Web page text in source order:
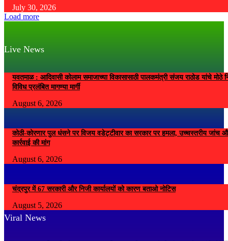
July 30, 2026
Load more
Live News
यवतमाळ : आदिवासी कोलाम समाजाच्या विकासासाठी पालकमंत्री संजय राठोड यांचे मोठे
विविध प्रलंबित मागण्या मार्गी
August 6, 2026
कोठी-कोरणार पुल धंसने पर विजय वडेट्टीवार का सरकार पर हमला, उच्चस्तरीय जांच
कार्रवाई की मांग
August 6, 2026
चंद्रपुर में 67 सरकारी और निजी कार्यालयों को कारण बताओ नोटिस
August 5, 2026
Viral News